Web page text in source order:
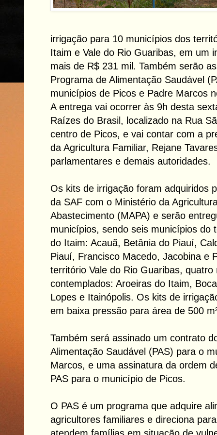
irrigação para 10 municípios dos
Itaim e Vale do Rio Guaribas, em um
mais de R$ 231 mil. Também serão
Programa de Alimentação Saudável
municípios de Picos e Padre Marcos
A entrega vai ocorrer às 9h desta
Raízes do Brasil, localizado na Rua
centro de Picos, e vai contar com a
da Agricultura Familiar, Rejane
parlamentares e demais autoridades.
Os kits de irrigação foram adquiridos
da SAF com o Ministério da
Abastecimento (MAPA) e serão
municípios, sendo seis municípios do
do Itaim: Acauã, Betânia do Piauí,
Piauí, Francisco Macedo, Jacobina e
território Vale do Rio Guaribas,
contemplados: Aroeiras do Itaim,
Lopes e Itainópolis. Os kits de
em baixa pressão para área de 500
Também será assinado um contrato
Alimentação Saudável (PAS) para o
Marcos, e uma assinatura da ordem
PAS para o município de Picos.
O PAS é um programa que adquire
agricultores familiares e direciona